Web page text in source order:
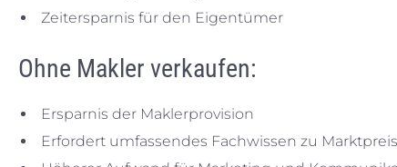
Zeitersparnis für den Eigentümer
Ohne Makler verkaufen:
Ersparnis der Maklerprovision
Erfordert umfassendes Fachwissen zu